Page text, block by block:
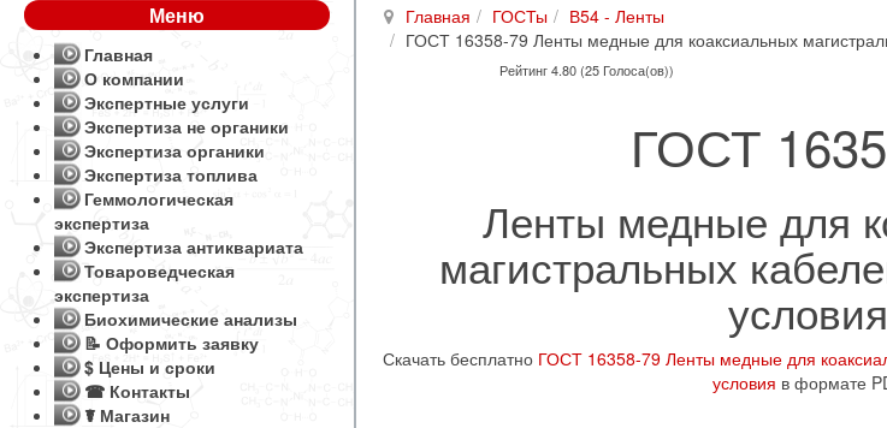
Главная ГОСТы
В54 - Ленты
ГОСТ 16358-79 Ленты медные для коаксиальных
Рейтинг 4.80 (25 Голоса(ов))
ГОСТ
Ленты медные для
магистральных
условия
Скачать бесплатно ГОСТ 16358-79 Ленты медные для
условия в формате
Меню
Главная
О компании
Экспертные услуги
Экспертиза не органики
Экспертиза органики
Экспертиза топлива
Геммологическая
экспертиза
Экспертиза антиквариата
Товароведческая
экспертиза
Биохимические анализы
📝 Оформить заявку
$ Цены и сроки
☎ Контакты
☤ Магазин